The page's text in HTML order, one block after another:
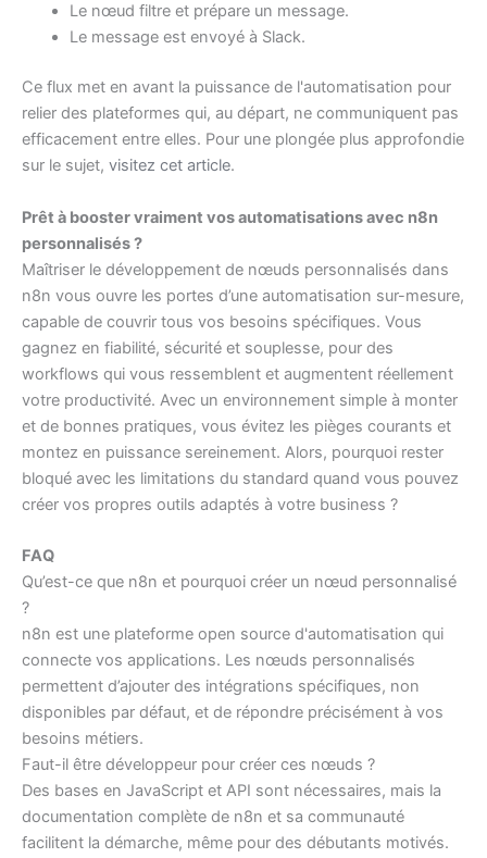
Le nœud filtre et prépare un message.
Le message est envoyé à Slack.
Ce flux met en avant la puissance de l'automatisation pour
relier des plateformes qui, au départ, ne communiquent pas
efficacement entre elles. Pour une plongée plus approfondie
sur le sujet, visitez cet article.
Prêt à booster vraiment vos automatisations avec n8n
personnalisés ?
Maîtriser le développement de nœuds personnalisés dans
n8n vous ouvre les portes d’une automatisation sur-mesure,
capable de couvrir tous vos besoins spécifiques. Vous
gagnez en fiabilité, sécurité et souplesse, pour des
workflows qui vous ressemblent et augmentent réellement
votre productivité. Avec un environnement simple à monter
et de bonnes pratiques, vous évitez les pièges courants et
montez en puissance sereinement. Alors, pourquoi rester
bloqué avec les limitations du standard quand vous pouvez
créer vos propres outils adaptés à votre business ?
FAQ
Qu’est-ce que n8n et pourquoi créer un nœud personnalisé
?
n8n est une plateforme open source d'automatisation qui
connecte vos applications. Les nœuds personnalisés
permettent d’ajouter des intégrations spécifiques, non
disponibles par défaut, et de répondre précisément à vos
besoins métiers.
Faut-il être développeur pour créer ces nœuds ?
Des bases en JavaScript et API sont nécessaires, mais la
documentation complète de n8n et sa communauté
facilitent la démarche, même pour des débutants motivés.